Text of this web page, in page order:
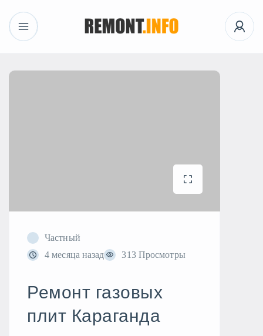
Частный
4 месяца назад
313 Просмотры
Ремонт газовых
плит Караганда